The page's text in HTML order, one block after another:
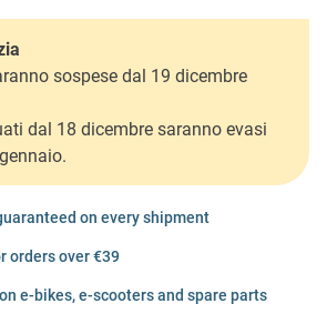
sospese dal 19 dicembre
dal 18 dicembre saranno evasi
on every shipment
orders over €39
e-bikes, e-scooters and spare parts